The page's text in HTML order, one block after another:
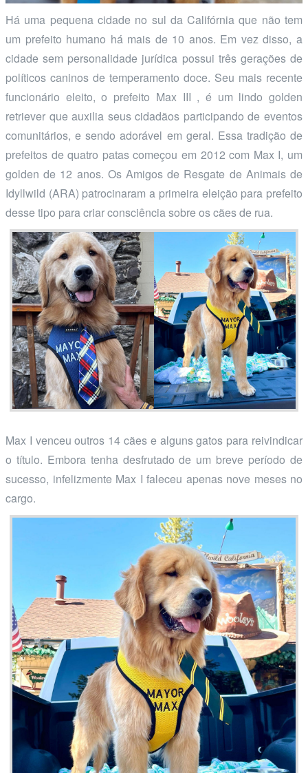
Há uma pequena cidade no sul da Califórnia que não tem
um prefeito humano há mais de 10 anos. Em vez disso, a
cidade sem personalidade jurídica possui três gerações de
políticos caninos de temperamento doce. Seu mais recente
funcionário eleito, o prefeito Max III , é um lindo golden
retriever que auxilia seus cidadãos participando de eventos
comunitários, e sendo adorável em geral. Essa tradição de
prefeitos de quatro patas começou em 2012 com Max I, um
golden de 12 anos. Os Amigos de Resgate de Animais de
Idyllwild (ARA) patrocinaram a primeira eleição para prefeito
desse tipo para criar consciência sobre os cães de rua.
Max I venceu outros 14 cães e alguns gatos para reivindicar
o título. Embora tenha desfrutado de um breve período de
sucesso, infelizmente Max I faleceu apenas nove meses no
cargo.